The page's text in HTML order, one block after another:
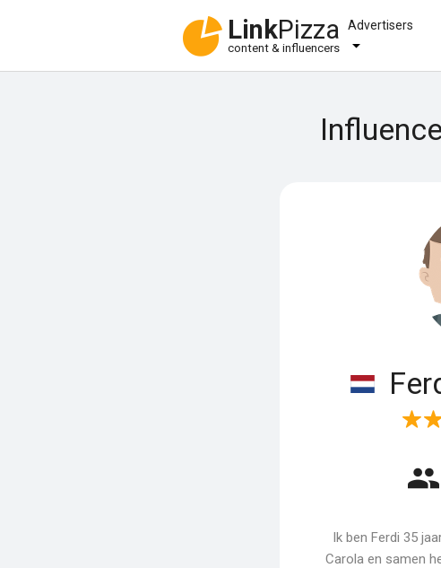
LinkPizza
content & influencers
Advertisers
Ik ben Ferdi 35
Carola en samen